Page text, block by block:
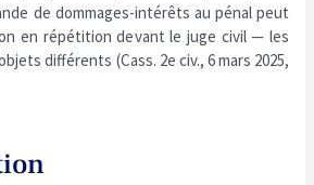
de dommages-intérêts au pénal peut
en répétition devant le juge civil — les
différents (Cass. 2e civ., 6 mars 2025,